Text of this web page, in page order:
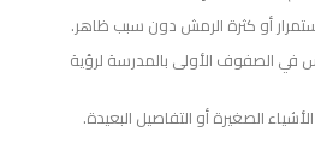
أو كثرة الرمش دون سبب ظاهر.
في الصفوف الأولى بالمدرسة لرؤية
الصغيرة أو التفاصيل البعيدة.